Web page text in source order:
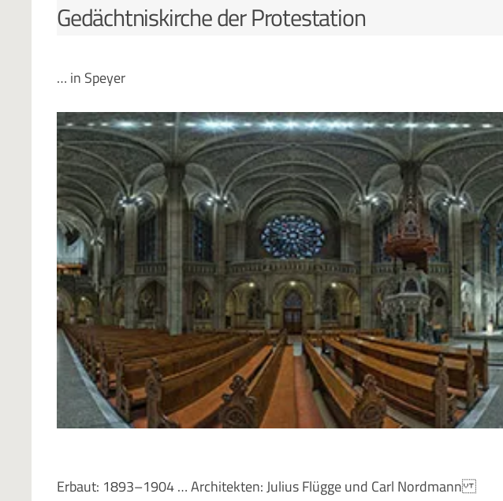
Gedächtniskirche der Protestation
… in Speyer
Erbaut: 1893–1904 … Architekten: Julius Flügge und Carl Nordmann